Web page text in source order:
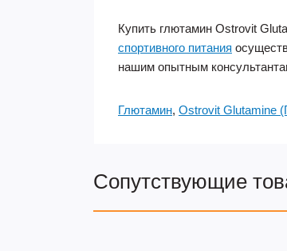
Купить глютамин Ostrovit
спортивного питания
нашим опытным
Глютамин, Ostrovit Glutamine
Сопутствующие